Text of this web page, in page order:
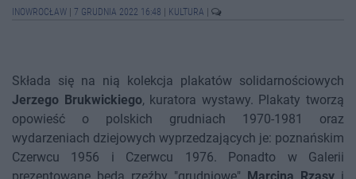
INOWROCŁAW 7 GRUDNIA 2022 16:48 KULTURA
Składa się na nią kolekcja plakatów solidarnościowych
Jerzego Brukwickiego, kuratora wystawy. Plakaty tworzą
opowieść o polskich grudniach 1970-1981 oraz
wydarzeniach dziejowych wyprzedzających je: poznańskim
Czerwcu 1956 i Czerwcu 1976. Ponadto w Galerii